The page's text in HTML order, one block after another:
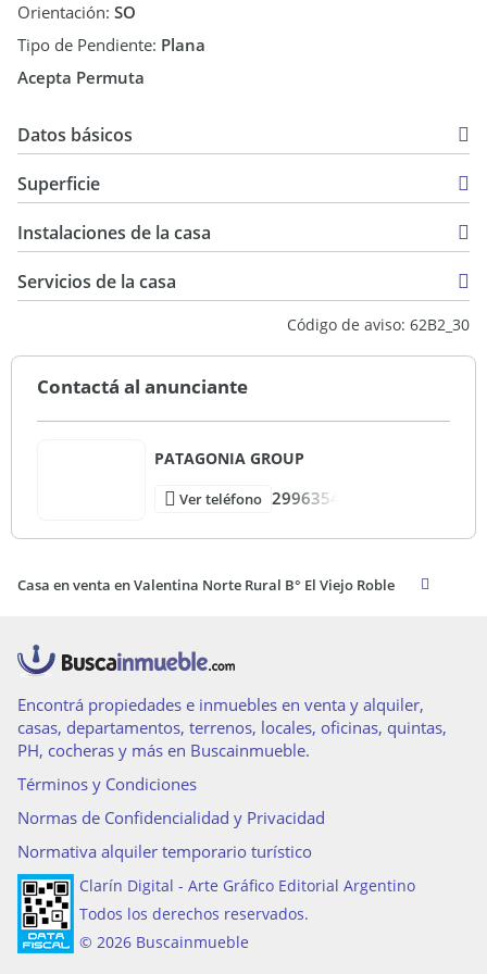
colegiados cuyos datos se exhiben debajo del nombre de la
inmobiliaria.
Orientación: SO
Tipo de Pendiente: Plana
Acepta Permuta
Datos básicos
Venta
USD 220.000
Superficie
953,76 m2
70 m2
Instalaciones de la casa
Servicios de la casa
Código de aviso: 62B2_30
Contactá al anunciante
PATAGONIA GROUP
Ver teléfono 2996354
Casa en venta en Valentina Norte Rural B° El Viejo Roble
Encontrá propiedades e inmuebles en venta y alquiler,
casas, departamentos, terrenos, locales, oficinas, quintas,
PH, cocheras y más en Buscainmueble.
Términos y Condiciones
Normas de Confidencialidad y Privacidad
Normativa alquiler temporario turístico
Clarín Digital - Arte Gráfico Editorial Argentino
Todos los derechos reservados.
© 2026 Buscainmueble